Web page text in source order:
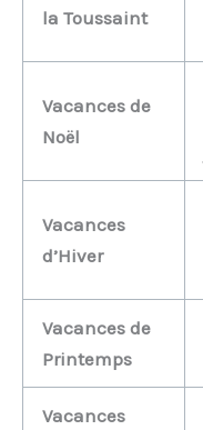
la Toussaint
Vacances de
Noël
Vacances
d’Hiver
Vacances de
Printemps
Vacances